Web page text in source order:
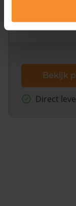
Een uitgebreid
omliggende
dit inclusief de
Bekijk
Direct